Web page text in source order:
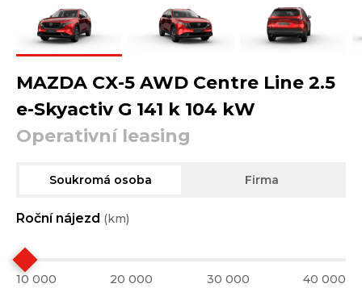
MAZDA CX-5 AWD Centre Line 2.5
e-Skyactiv G 141 k 104 kW
Operativní leasing
Soukromá osoba Firma
Roční nájezd (km)
10 000 20 000 30 000 40 000